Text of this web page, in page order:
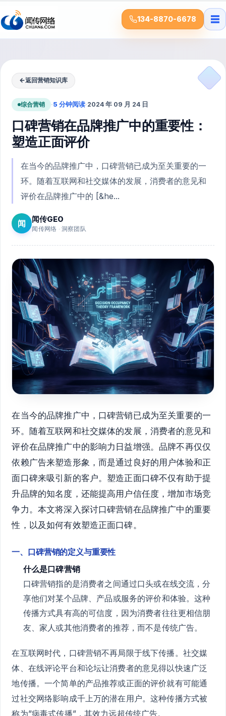
134-8870-6678 ☰
←返回营销知识库
综合营销 ·5 分钟阅读·2024 年 09 月 24 日
口碑营销在品牌推广中的重要性：
塑造正面评价
在当今的品牌推广中，口碑营销已成为至关重要的一
环。随着互联网和社交媒体的发展，消费者的意见和
评价在品牌推广中的 [&he...
闻 闻传GEO
闻传网络 · 洞察团队
在当今的品牌推广中，口碑营销已成为至关重要的一
环。随着互联网和社交媒体的发展，消费者的意见和
评价在品牌推广中的影响力日益增强。品牌不再仅仅
依赖广告来塑造形象，而是通过良好的用户体验和正
面口碑来吸引新的客户。塑造正面口碑不仅有助于提
升品牌的知名度，还能提高用户信任度，增加市场竞
争力。本文将深入探讨口碑营销在品牌推广中的重要
性，以及如何有效塑造正面口碑。
一、口碑营销的定义与重要性
什么是口碑营销
口碑营销指的是消费者之间通过口头或在线交流，分
享他们对某个品牌、产品或服务的评价和体验。这种
传播方式具有高的可信度，因为消费者往往更相信朋
友、家人或其他消费者的推荐，而不是传统广告。
在互联网时代，口碑营销不再局限于线下传播。社交媒
体、在线评论平台和论坛让消费者的意见得以快速广泛
地传播。一个简单的产品推荐或正面的评价就有可能通
过社交网络影响成千上万的潜在用户。这种传播方式被
称为”病毒式传播”，其效力远超传统广告。